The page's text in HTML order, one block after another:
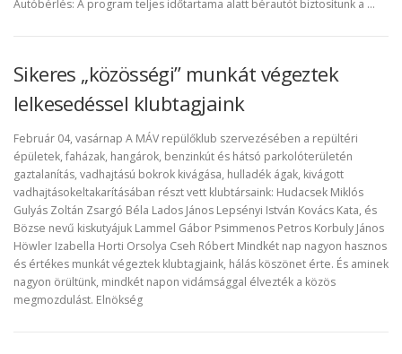
Autóbérlés: A program teljes időtartama alatt bérautót biztosítunk a …
Sikeres „közösségi” munkát végeztek
lelkesedéssel klubtagjaink
Február 04, vasárnap A MÁV repülőklub szervezésében a repültéri
épületek, faházak, hangárok, benzinkút és hátsó parkolóterületén
gaztalanítás, vadhajtású bokrok kivágása, hulladék ágak, kivágott
vadhajtásokeltakarításában részt vett klubtársaink: Hudacsek Miklós
Gulyás Zoltán Zsargó Béla Lados János Lepsényi István Kovács Kata, és
Bözse nevű kiskutyájuk Lammel Gábor Psimmenos Petros Korbuly János
Höwler Izabella Horti Orsolya Cseh Róbert Mindkét nap nagyon hasznos
és értékes munkát végeztek klubtagjaink, hálás köszönet érte. És aminek
nagyon örültünk, mindkét napon vidámsággal élvezték a közös
megmozdulást. Elnökség